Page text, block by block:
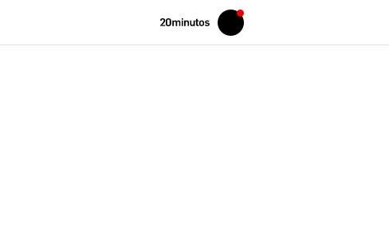
Volver
Iniciar
sesión